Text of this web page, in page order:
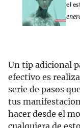
el
Un tip adicional
efectivo es
serie de pasos
tus
hacer desde el
cualquiera de